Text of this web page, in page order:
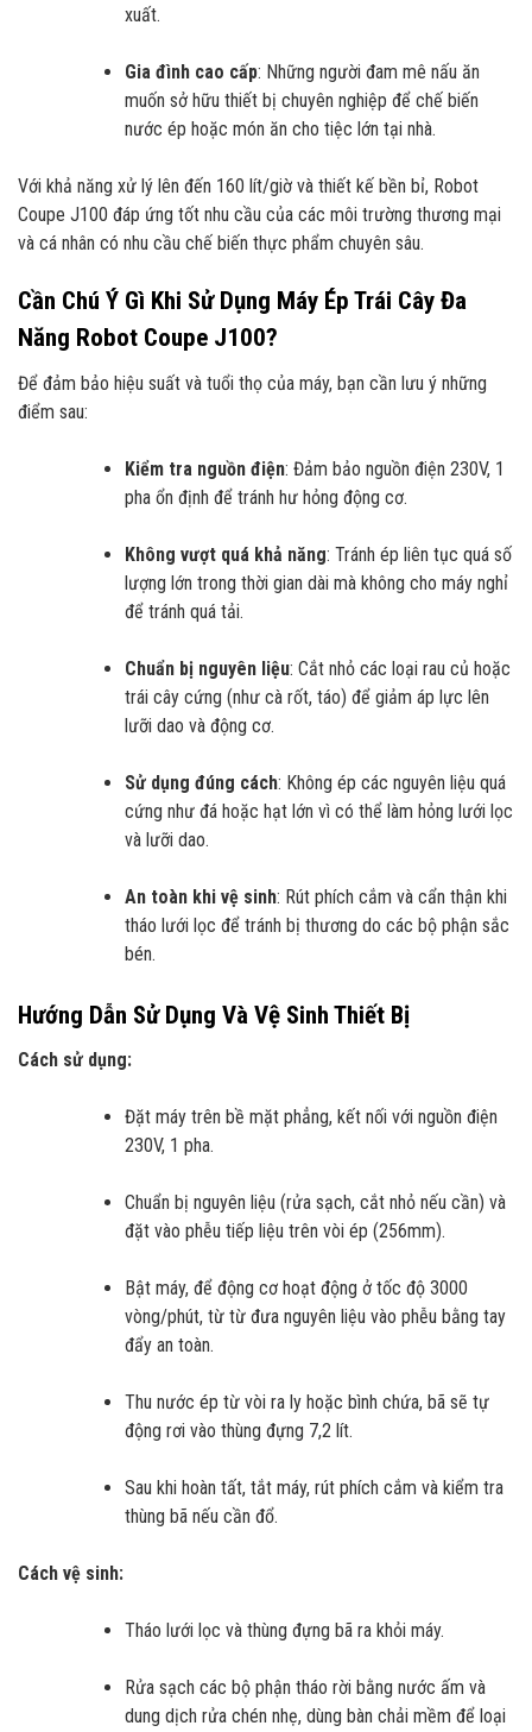
xuất.
Gia đình cao cấp: Những người đam mê nấu ăn
muốn sở hữu thiết bị chuyên nghiệp để chế biến
nước ép hoặc món ăn cho tiệc lớn tại nhà.
Với khả năng xử lý lên đến 160 lít/giờ và thiết kế bền bỉ, Robot
Coupe J100 đáp ứng tốt nhu cầu của các môi trường thương mại
và cá nhân có nhu cầu chế biến thực phẩm chuyên sâu.
Cần Chú Ý Gì Khi Sử Dụng Máy Ép Trái Cây Đa
Năng Robot Coupe J100?
Để đảm bảo hiệu suất và tuổi thọ của máy, bạn cần lưu ý những
điểm sau:
Kiểm tra nguồn điện: Đảm bảo nguồn điện 230V, 1
pha ổn định để tránh hư hỏng động cơ.
Không vượt quá khả năng: Tránh ép liên tục quá số
lượng lớn trong thời gian dài mà không cho máy nghỉ
để tránh quá tải.
Chuẩn bị nguyên liệu: Cắt nhỏ các loại rau củ hoặc
trái cây cứng (như cà rốt, táo) để giảm áp lực lên
lưỡi dao và động cơ.
Sử dụng đúng cách: Không ép các nguyên liệu quá
cứng như đá hoặc hạt lớn vì có thể làm hỏng lưới lọc
và lưỡi dao.
An toàn khi vệ sinh: Rút phích cắm và cẩn thận khi
tháo lưới lọc để tránh bị thương do các bộ phận sắc
bén.
Hướng Dẫn Sử Dụng Và Vệ Sinh Thiết Bị
Cách sử dụng:
Đặt máy trên bề mặt phẳng, kết nối với nguồn điện
230V, 1 pha.
Chuẩn bị nguyên liệu (rửa sạch, cắt nhỏ nếu cần) và
đặt vào phễu tiếp liệu trên vòi ép (256mm).
Bật máy, để động cơ hoạt động ở tốc độ 3000
vòng/phút, từ từ đưa nguyên liệu vào phễu bằng tay
đẩy an toàn.
Thu nước ép từ vòi ra ly hoặc bình chứa, bã sẽ tự
động rơi vào thùng đựng 7,2 lít.
Sau khi hoàn tất, tắt máy, rút phích cắm và kiểm tra
thùng bã nếu cần đổ.
Cách vệ sinh:
Tháo lưới lọc và thùng đựng bã ra khỏi máy.
Rửa sạch các bộ phận tháo rời bằng nước ấm và
dung dịch rửa chén nhẹ, dùng bàn chải mềm để loại